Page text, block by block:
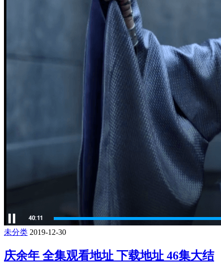
未分类 2019-12-30
庆余年 全集观看地址 下载地址 46集大结